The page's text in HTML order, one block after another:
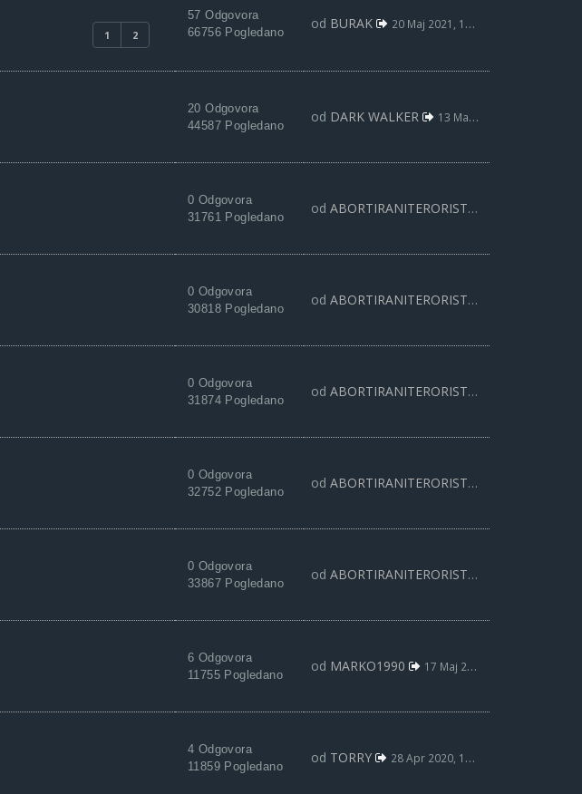
1 2
57 Odgovora
66756 Pogledano
od BURAK 20 Maj 2021, 19:05
20 Odgovora
44587 Pogledano
od DARK WALKER 13 Maj 2021, 12:26
0 Odgovora
31761 Pogledano
od ABORTIRANITERORISTA
0 Odgovora
30818 Pogledano
od ABORTIRANITERORISTA
0 Odgovora
31874 Pogledano
od ABORTIRANITERORISTA
0 Odgovora
32752 Pogledano
od ABORTIRANITERORISTA
0 Odgovora
33867 Pogledano
od ABORTIRANITERORISTA
6 Odgovora
11755 Pogledano
od MARKO1990 17 Maj 2020, 21:27
4 Odgovora
11859 Pogledano
od TORRY 28 Apr 2020, 18:04